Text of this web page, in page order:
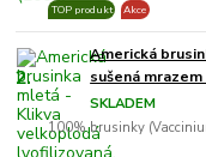
TOP produkt Akce
2.
Americká
sušená mrazem
100% brusinky
SKLADEM